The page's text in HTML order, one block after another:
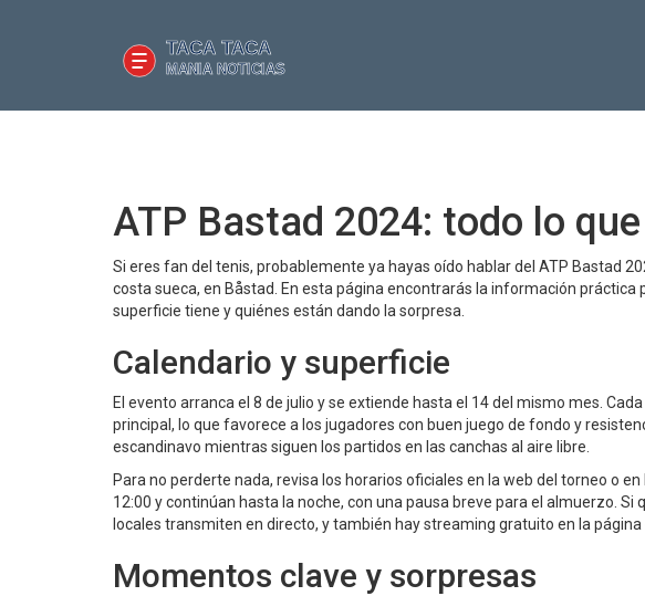
ATP Bastad 2024: todo lo
Si eres fan del tenis, probablemente ya hayas oído hablar del ATP Bastad
costa sueca, en Båstad. En esta página encontrarás la información
superficie tiene y quiénes están dando la sorpresa.
Calendario y superficie
El evento arranca el 8 de julio y se extiende hasta el 14 del mismo mes.
principal, lo que favorece a los jugadores con buen juego de fondo y
escandinavo mientras siguen los partidos en las canchas al aire libre.
Para no perderte nada, revisa los horarios oficiales en la web del torneo o
12:00 y continúan hasta la noche, con una pausa breve para el almuerzo.
locales transmiten en directo, y también hay streaming gratuito en la página
Momentos clave y sorpresas